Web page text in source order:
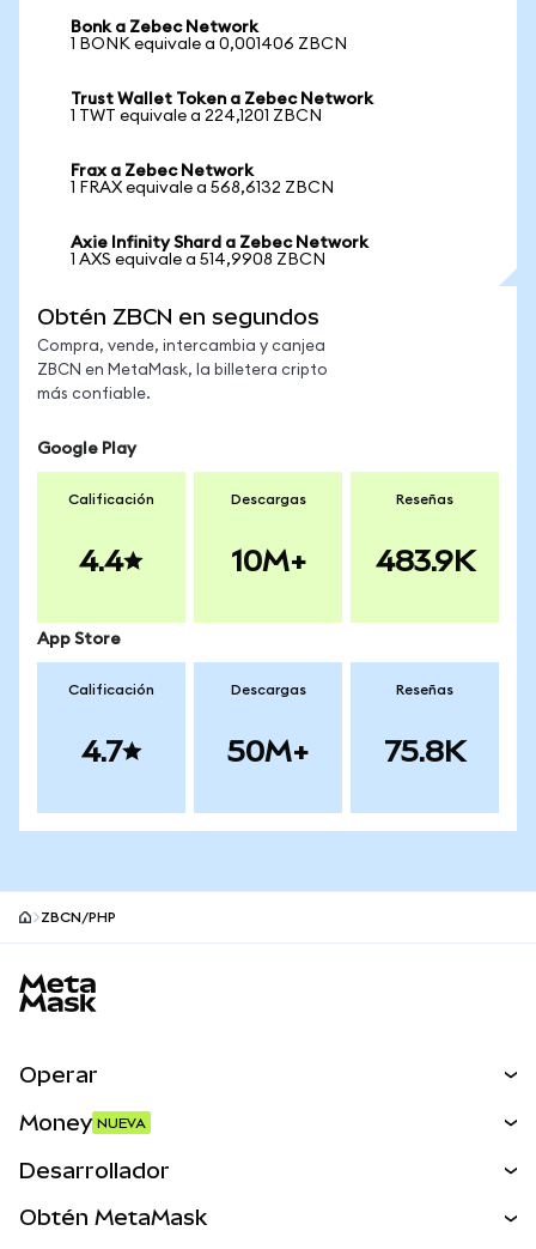
Bonk a Zebec Network
1 BONK equivale a 0,001406 ZBCN
Trust Wallet Token a Zebec Network
1 TWT equivale a 224,1201 ZBCN
Frax a Zebec Network
1 FRAX equivale a 568,6132 ZBCN
Axie Infinity Shard a Zebec Network
1 AXS equivale a 514,9908 ZBCN
Obtén ZBCN en segundos
Compra, vende, intercambia y canjea
ZBCN en MetaMask, la billetera cripto
más confiable.
Google Play
Calificación
4.4
Descargas
10M+
Reseñas
483.9K
App Store
Calificación
4.7
Descargas
50M+
Reseñas
75.8K
ZBCN/PHP
Operar
Activos del mundo real
Money NUEVA
Desarrollador
Obtén MetaMask